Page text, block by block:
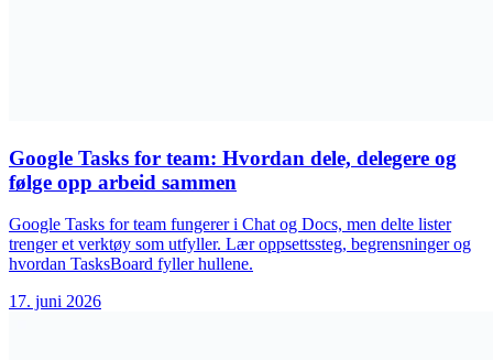
Google Tasks for team: Hvordan dele, delegere og
følge opp arbeid sammen
Google Tasks for team fungerer i Chat og Docs, men delte lister
trenger et verktøy som utfyller. Lær oppsettssteg, begrensninger og
hvordan TasksBoard fyller hullene.
17. juni 2026